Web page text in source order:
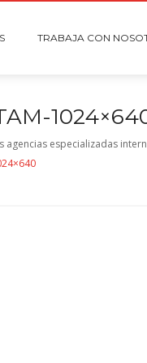
TRABAJA CON
especializadas